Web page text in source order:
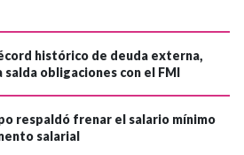
histórico de deuda externa,
obligaciones con el FMI
respaldó frenar el salario mínimo
salarial